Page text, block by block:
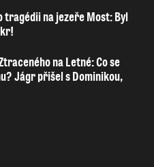
tragédii na jezeře Most: Byl
na Letné: Co se
Jágr přišel s Dominikou,